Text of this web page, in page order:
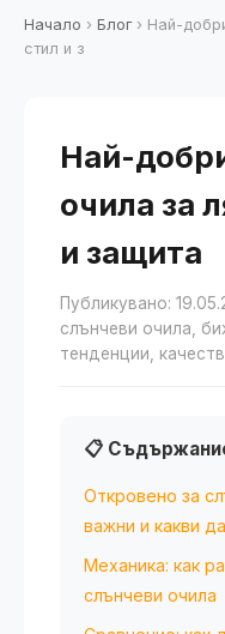
Начало › Блог› Най-
стил и з
Най-
очила за
и защита
Публикувано:
слънчеви очила,
тенденции,
📋
Откровено за
важни и какви
Механика: как
слънчеви очила